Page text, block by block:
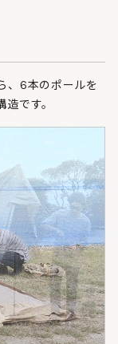
、6本のポールを
です。